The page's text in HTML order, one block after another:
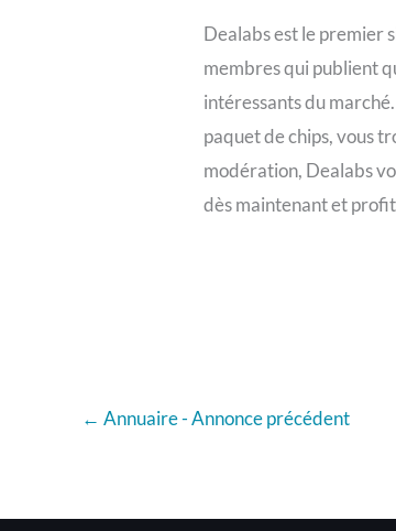
Dealabs est le premier
membres qui publient
intéressants du
paquet de chips, vous
modération, Dealabs
dès maintenant et
← Annuaire - Annonce précédent